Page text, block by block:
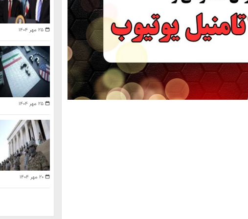
۲۵ مهر ۱۴۰۴
۲۵ مهر ۱۴۰۴
۲۰ مهر ۱۴۰۴